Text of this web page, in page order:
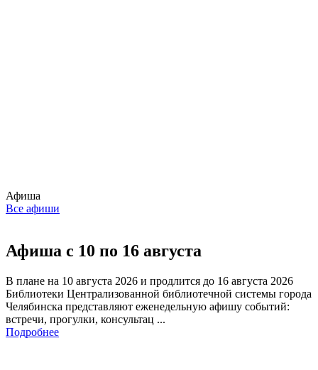
Афиша
Все афиши
Афиша с 10 по 16 августа
В плане на 10 августа 2026 и продлится до 16 августа 2026
Библиотеки Централизованной библиотечной системы города
Челябинска представляют еженедельную афишу событий:
встречи, прогулки, консультац ...
Подробнее